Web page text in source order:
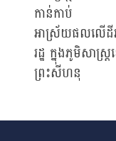
កាន់កាប់
អាស្រ័យផលលើ
រដ្ឋ ក្នុងភូមិសាស្ត្រ
ព្រះសីហនុ